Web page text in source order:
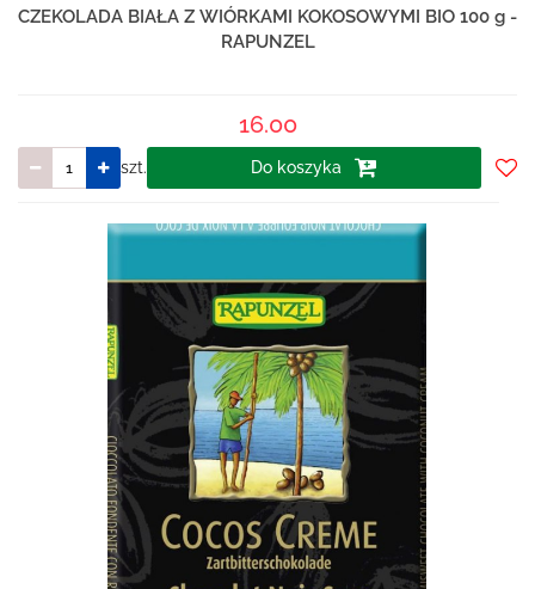
CZEKOLADA BIAŁA Z WIÓRKAMI KOKOSOWYMI BIO 100 g -
RAPUNZEL
16.00
szt. Do koszyka